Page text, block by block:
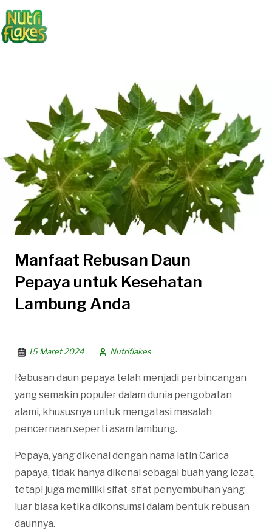
Manfaat Rebusan Daun
Pepaya untuk Kesehatan
Lambung Anda
15 Maret 2024 Nutriflakes
Rebusan daun pepaya telah menjadi perbincangan
yang semakin populer dalam dunia pengobatan
alami, khususnya untuk mengatasi masalah
pencernaan seperti asam lambung.
Pepaya, yang dikenal dengan nama latin Carica
papaya, tidak hanya dikenal sebagai buah yang lezat,
tetapi juga memiliki sifat-sifat penyembuhan yang
luar biasa ketika dikonsumsi dalam bentuk rebusan
daunnya.